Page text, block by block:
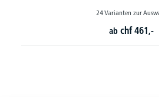
24 Varianten zur
ab chf 461,-